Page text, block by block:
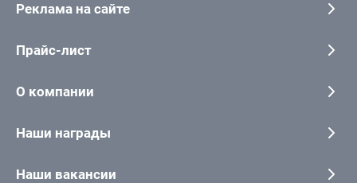
Реклама на сайте
Прайс-лист
О компании
Наши награды
Наши вакансии